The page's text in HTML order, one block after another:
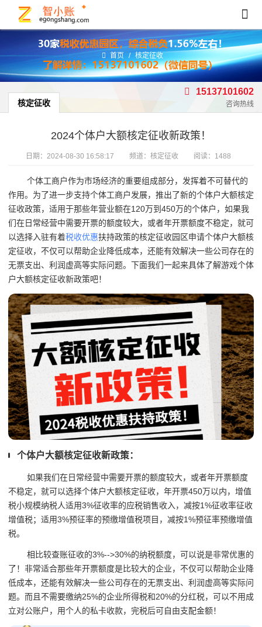
首页 / 核定征收
核定征收
15137101602
咨询热线
2024个体户大额核定征收新政策！
日期： 2024-08-30 16:58:17 频道： 核定征收 阅读：1488
个体工商户作为市场经济的重要组成部分，发挥着不可替代的
作用。为了进一步支持个体工商户发展，推出了新的个体户大额核定
征收政策，适用于那些年营业额在120万到450万的个体户，如果我
们在日常经营中需要开票的额度较大，或者年开票额度不稳定，就可
以选择入驻有着税收优惠扶持政策的核定征收园区申请个体户大额核
定征收，不仅可以帮助企业降低成本，还能有效解决一些公司存在的
无票支出、利润虚高等实际问题。下面我们一起来具体了解游戏个体
户大额核定征收新政策吧！
个体户大额核定征收新政策：
如果我们在日常经营中需要开票的额度较大，或者年开票额度
不稳定，就可以选择个体户大额核定征收，年开票450万以内，增值
税小规模纳税人适用3%征收率的应税销售收入，减按1%征收率征收
增值税；适用3%预征率的预缴增值税项目，减按1%预征率预缴增值
税。
相比较查账征收的3%-->30%的纳税额度，可以说是非常优惠的
了！非常适合那些年开票额度是比较大的企业，不仅可以帮助企业降
低成本，还能有效解决一些公司存在的无票支出、利润虚高等实际问
题。而且不需要缴纳25%的企业所得税和20%的分红税，可以不用成
立对公账户，用个人的私卡收款，完税后可自由支配金额！